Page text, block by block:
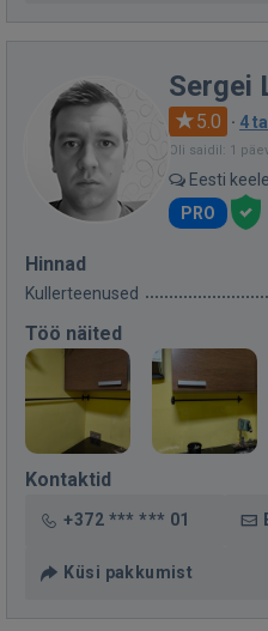
Sergei
5.0 · 4
Oli saidil: 1
Eesti
PRO
Hinnad
Kullerteenused
Töö näited
Kontaktid
+372 *** *** 01
Küsi pakkumist